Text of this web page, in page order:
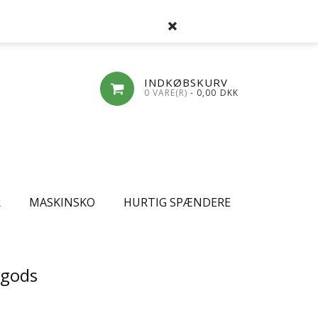
INDKØBSKURV
0 VARE(R) - 0,00 DKK
MASKINSKO HURTIG SPÆNDERE